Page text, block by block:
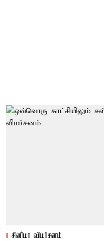
சினிமா விமர்சனம்